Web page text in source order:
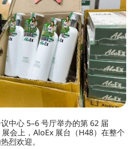
中心 5–6 号厅举办的第 62 届
会上，AloEx 展台（H48）在整个
烈欢迎。